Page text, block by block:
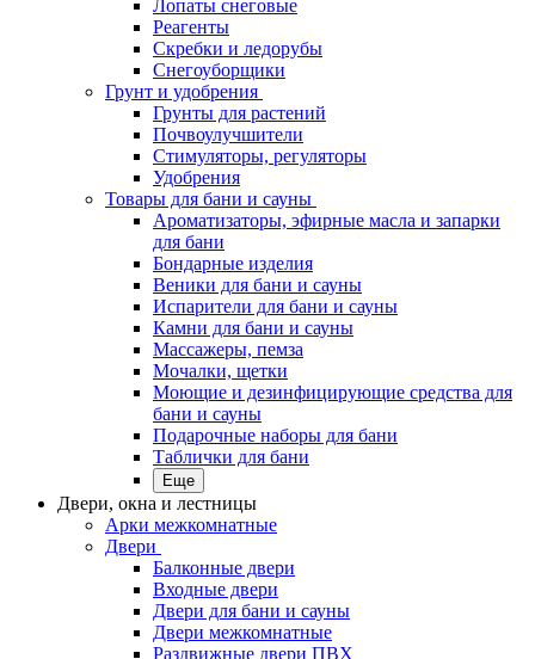
Лопаты снеговые
Реагенты
Скребки и ледорубы
Снегоуборщики
Грунт и удобрения
Грунты для растений
Почвоулучшители
Стимуляторы, регуляторы
Удобрения
Товары для бани и сауны
Ароматизаторы, эфирные масла и запарки
для бани
Бондарные изделия
Веники для бани и сауны
Испарители для бани и сауны
Камни для бани и сауны
Массажеры, пемза
Мочалки, щетки
Моющие и дезинфицирующие средства для
бани и сауны
Подарочные наборы для бани
Таблички для бани
Еще
Двери, окна и лестницы
Арки межкомнатные
Двери
Балконные двери
Входные двери
Двери для бани и сауны
Двери межкомнатные
Раздвижные двери ПВХ